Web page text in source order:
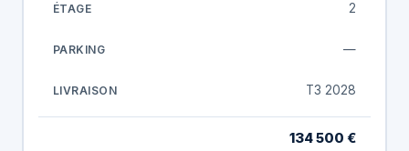
2
—
T3 2028
134 500 €